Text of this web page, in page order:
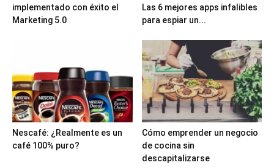
implementado con éxito el
Marketing 5.0
Las 6 mejores apps infalibles
para espiar un...
Nescafé: ¿Realmente es un
café 100% puro?
Cómo emprender un negocio
de cocina sin
descapitalizarse